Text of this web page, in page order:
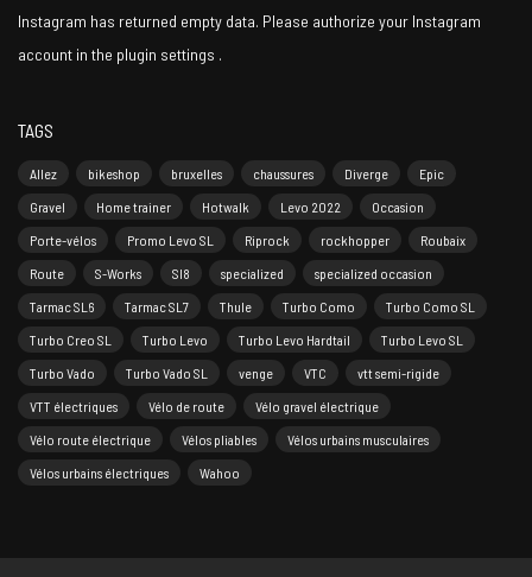
Instagram has returned empty data. Please authorize your Instagram
account in the plugin settings .
TAGS
Allez bikeshop bruxelles chaussures Diverge
Epic
Gravel
Home trainer Hotwalk Levo 2022
Occasion
Porte-vélos
Promo Levo SL Riprock rockhopper
Roubaix
Route
S-Works Sl8 specialized
specialized occasion
Tarmac SL6
Tarmac SL7 Thule Turbo Como
Turbo Como SL
Turbo Creo SL
Turbo Levo Turbo Levo Hardtail
Turbo Levo SL
Turbo Vado
Turbo Vado SL venge VTC
vtt semi-rigide
VTT électriques
Vélo de route
Vélo gravel électrique
Vélo route électrique
Vélos pliables
Vélos urbains musculaires
Vélos urbains électriques
Wahoo